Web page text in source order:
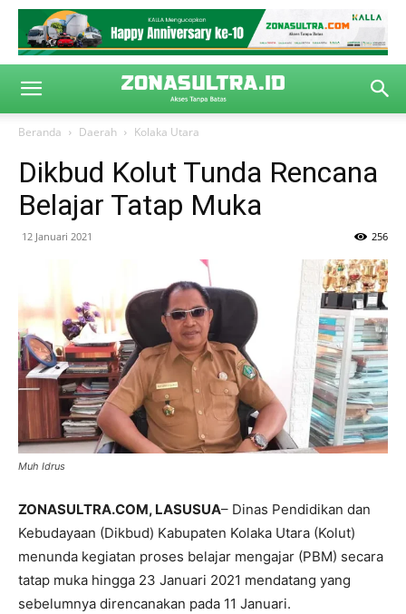
Beranda Daerah Kolaka Utara
Dikbud Kolut Tunda Rencana
Belajar Tatap Muka
12 Januari 2021 256
Muh Idrus
ZONASULTRA.COM, LASUSUA– Dinas Pendidikan dan
Kebudayaan (Dikbud) Kabupaten Kolaka Utara (Kolut)
menunda kegiatan proses belajar mengajar (PBM) secara
tatap muka hingga 23 Januari 2021 mendatang yang
sebelumnya direncanakan pada 11 Januari.